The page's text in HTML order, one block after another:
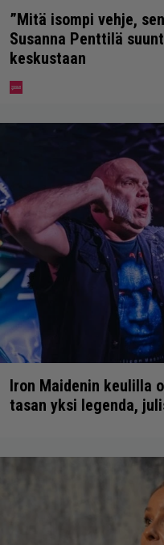
”Mitä isompi vehje,
Susanna Penttilä
keskustaan
Iron Maidenin keulilla
tasan yksi legenda,